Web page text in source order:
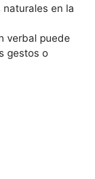
en la
verbal puede
gestos o